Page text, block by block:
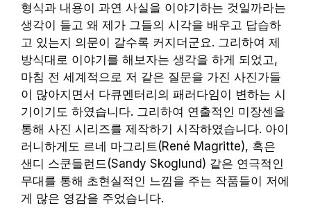
형식과 내용이 과연 사실을 이야기하는 것일까라는
생각이 들고 왜 제가 그들의 시각을 배우고 답습하
고 있는지 의문이 갈수록 커지더군요. 그리하여 제
방식대로 이야기를 해보자는 생각을 하게 되었고,
마침 전 세계적으로 저 같은 질문을 가진 사진가들
이 많아지면서 다큐멘터리의 패러다임이 변하는 시
기이기도 하였습니다. 그리하여 연출적인 미장센을
통해 사진 시리즈를 제작하기 시작하였습니다. 아이
러니하게도 르네 마그리트(René Magritte), 혹은
샌디 스쿤들런드(Sandy Skoglund) 같은 연극적인
무대를 통해 초현실적인 느낌을 주는 작품들이 저에
게 많은 영감을 주었습니다.